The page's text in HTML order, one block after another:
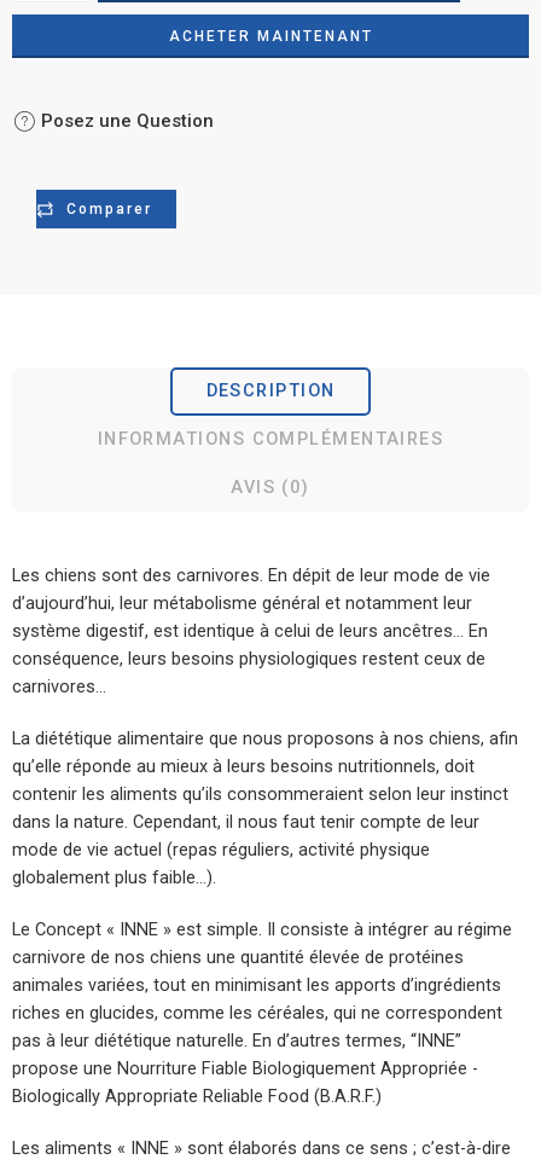
ACHETER MAINTENANT
Posez une Question
Comparer
DESCRIPTION
INFORMATIONS COMPLÉMENTAIRES
AVIS (0)
Les chiens sont des carnivores. En dépit de leur mode de vie
d’aujourd’hui, leur métabolisme général et notamment leur
système digestif, est identique à celui de leurs ancêtres… En
conséquence, leurs besoins physiologiques restent ceux de
carnivores…
La diététique alimentaire que nous proposons à nos chiens, afin
qu’elle réponde au mieux à leurs besoins nutritionnels, doit
contenir les aliments qu’ils consommeraient selon leur instinct
dans la nature. Cependant, il nous faut tenir compte de leur
mode de vie actuel (repas réguliers, activité physique
globalement plus faible…).
Le Concept « INNE » est simple. Il consiste à intégrer au régime
carnivore de nos chiens une quantité élevée de protéines
animales variées, tout en minimisant les apports d’ingrédients
riches en glucides, comme les céréales, qui ne correspondent
pas à leur diététique naturelle. En d’autres termes, “INNE”
propose une Nourriture Fiable Biologiquement Appropriée -
Biologically Appropriate Reliable Food (B.A.R.F.)
Les aliments « INNE » sont élaborés dans ce sens ; c’est-à-dire